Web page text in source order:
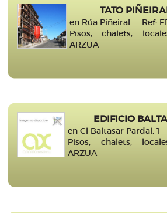
TATO
en Rúa Piñeiral Ref:
Pisos, chalets,
ARZUA
EDIFICIO
en Cl Baltasar Pardal, 1
Pisos, chalets,
ARZUA